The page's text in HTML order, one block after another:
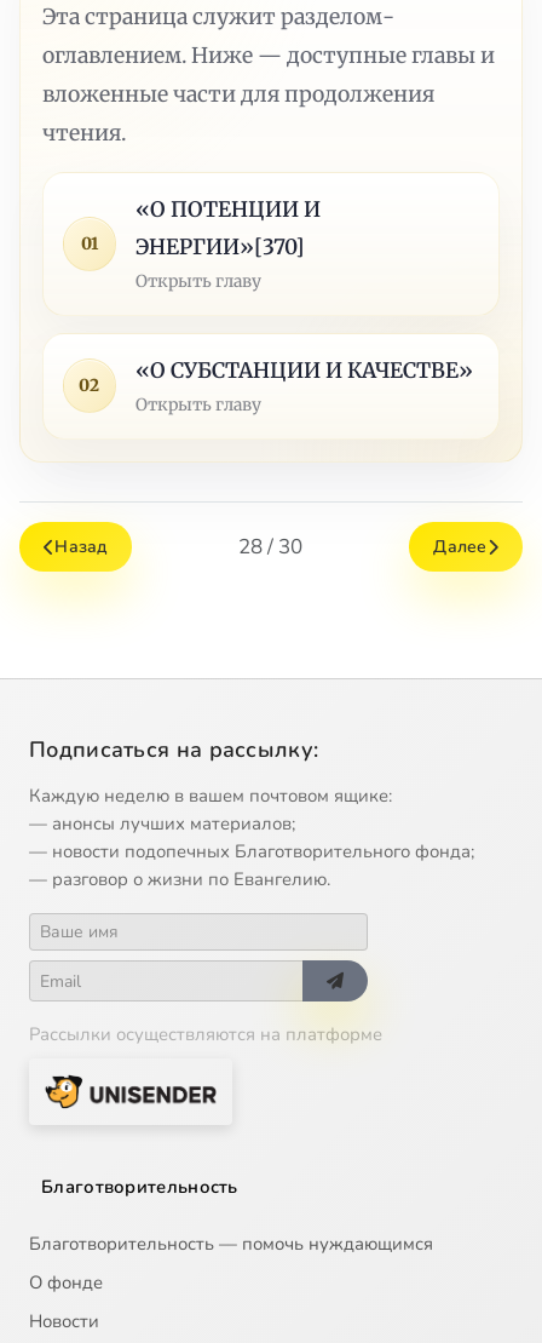
Эта страница служит разделом-
оглавлением. Ниже — доступные главы и
вложенные части для продолжения
чтения.
01
«О ПОТЕНЦИИ И
ЭНЕРГИИ»[370]
Открыть главу
02
«О СУБСТАНЦИИ И КАЧЕСТВЕ»
Открыть главу
Назад 28 / 30 Далее
Подписаться на рассылку:
Каждую неделю в вашем почтовом ящике:
— анонсы лучших материалов;
— новости подопечных Благотворительного фонда;
— разговор о жизни по Евангелию.
Рассылки осуществляются на платформе
Благотворительность
Благотворительность — помочь нуждающимся
О фонде
Новости